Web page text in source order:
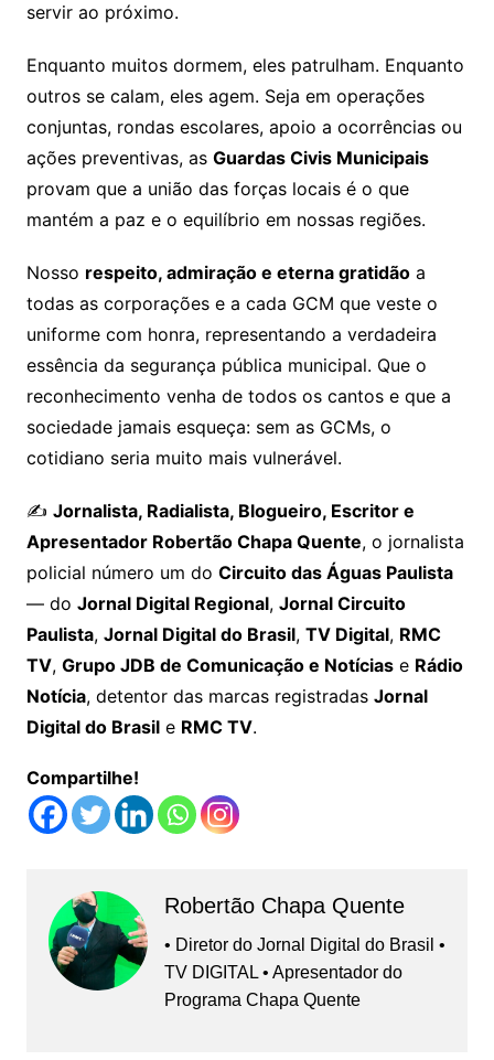
servir ao próximo.
Enquanto muitos dormem, eles patrulham. Enquanto
outros se calam, eles agem. Seja em operações
conjuntas, rondas escolares, apoio a ocorrências ou
ações preventivas, as Guardas Civis Municipais
provam que a união das forças locais é o que
mantém a paz e o equilíbrio em nossas regiões.
Nosso respeito, admiração e eterna gratidãoa
todas as corporações e a cada GCM que veste o
uniforme com honra, representando a verdadeira
essência da segurança pública municipal. Que o
reconhecimento venha de todos os cantos e que a
sociedade jamais esqueça: sem as GCMs, o
cotidiano seria muito mais vulnerável.
✍️ Jornalista, Radialista, Blogueiro, Escritor e
Apresentador Robertão Chapa Quente, o jornalista
policial número um do Circuito das Águas Paulista
— do Jornal Digital Regional, Jornal Circuito
Paulista, Jornal Digital do Brasil, TV Digital, RMC
TV, Grupo JDB de Comunicação e Notíciase Rádio
Notícia, detentor das marcas registradas Jornal
Digital do Brasile RMC TV.
Compartilhe!
Robertão Chapa Quente
• Diretor do Jornal Digital do Brasil •
TV DIGITAL • Apresentador do
Programa Chapa Quente